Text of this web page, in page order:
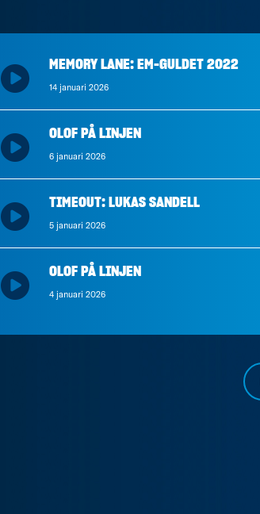
MEMORY LANE: EM-GULDET 2022
14 januari 2026
OLOF PÅ LINJEN
6 januari 2026
TIMEOUT: LUKAS SANDELL
5 januari 2026
OLOF PÅ LINJEN
4 januari 2026